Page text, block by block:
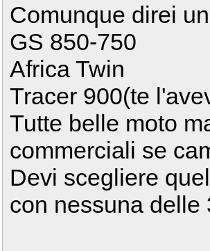
Comunque direi
GS 850-750
Africa Twin
Tracer 900(te
Tutte belle moto
commerciali se
Devi scegliere
con nessuna delle